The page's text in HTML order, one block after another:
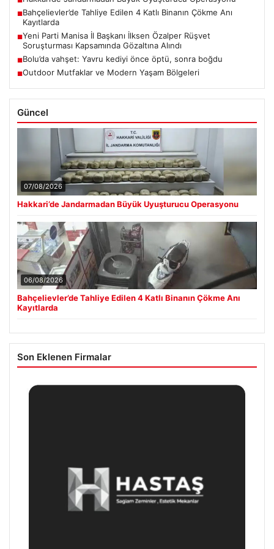
■Bahçelievler’de Tahliye Edilen 4 Katlı Binanın Çökme Anı
Kayıtlarda
■Yeni Parti Manisa İl Başkanı İlksen Özalper Rüşvet
Soruşturması Kapsamında Gözaltına Alındı
■Bolu’da vahşet: Yavru kediyi önce öptü, sonra boğdu
■Outdoor Mutfaklar ve Modern Yaşam Bölgeleri
Güncel
07/08/2026
Hakkari’de Jandarmadan Büyük Uyuşturucu Operasyonu
06/08/2026
Bahçelievler’de Tahliye Edilen 4 Katlı Binanın Çökme Anı
Kayıtlarda
Son Eklenen Firmalar